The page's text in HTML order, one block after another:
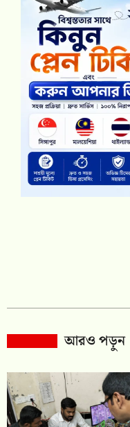
আরও পড়ুন